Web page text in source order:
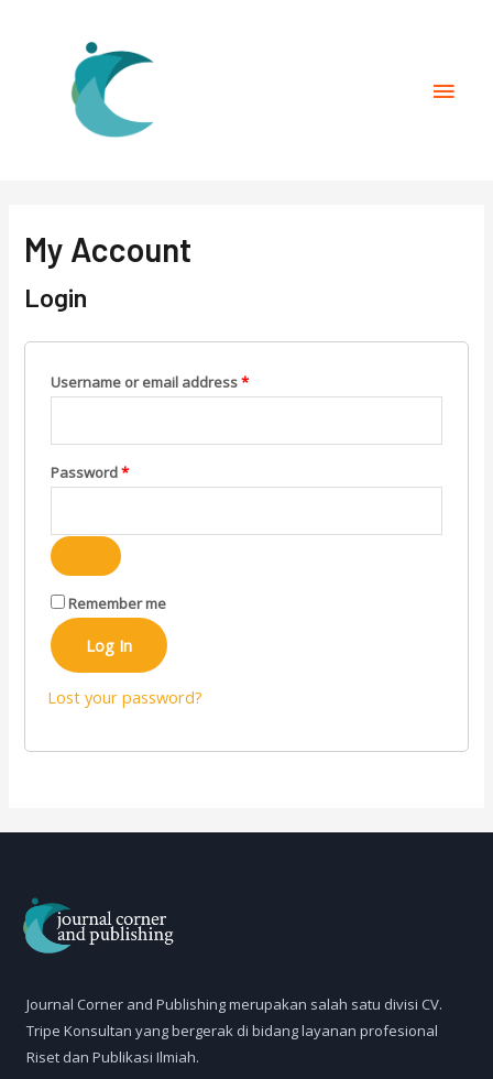
My Account
Login
Username or email address*
Password*
Remember me
Log In
Lost your password?
Journal Corner and Publishing merupakan salah satu divisi CV.
Tripe Konsultan yang bergerak di bidang layanan profesional
Riset dan Publikasi Ilmiah.